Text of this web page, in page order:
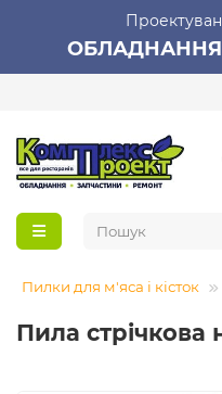
ОБЛАДНАННЯ
Пилки для м'яса і кісток
Пила стрічкова